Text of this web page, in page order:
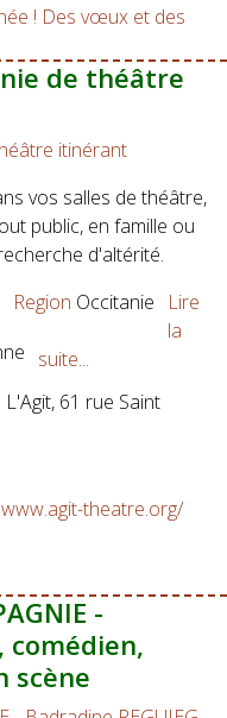
! Des vœux et des
de théâtre
vos salles de théâtre,
public, en famille ou
d'altérité.
Region Occitanie
61 rue Saint
www.agit-theatre.org/
Lire
la
suite...
-
comédien,
scène